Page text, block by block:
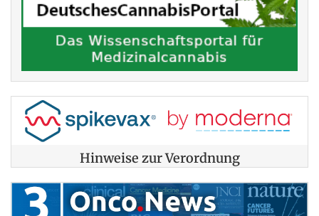
Hinweise zur Verordnung